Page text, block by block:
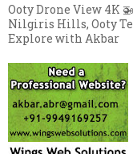
Ooty Drone View 4K
Nilgiris Hills, Ooty
Explore with Akbar